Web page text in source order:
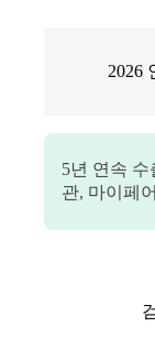
2026
5년 연속 수
관, 마이페어